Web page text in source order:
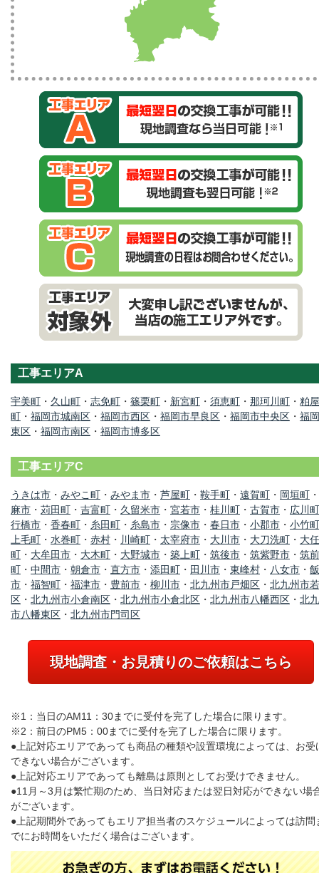
工事エリアA
宇美町 ・ 久山町 ・ 志免町 ・ 篠栗町 ・ 新宮町 ・ 須恵町 ・ 那珂川町 ・ 粕屋
町 ・ 福岡市城南区 ・ 福岡市西区 ・ 福岡市早良区 ・ 福岡市中央区 ・ 福
東区 ・ 福岡市南区 ・ 福岡市博多区
工事エリアC
うきは市 ・ みやこ町 ・ みやま市 ・ 芦屋町 ・ 鞍手町 ・ 遠賀町 ・ 岡垣町 ・
麻市 ・ 苅田町 ・ 吉富町 ・ 久留米市 ・ 宮若市 ・ 桂川町 ・ 古賀市 ・ 広川町
行橋市 ・ 香春町 ・ 糸田町 ・ 糸島市 ・ 宗像市 ・ 春日市 ・ 小郡市 ・ 小竹町
上毛町 ・ 水巻町 ・ 赤村 ・ 川崎町 ・ 太宰府市 ・ 大川市 ・ 大刀洗町 ・ 大任
町 ・ 大牟田市 ・ 大木町 ・ 大野城市 ・ 築上町 ・ 筑後市 ・ 筑紫野市 ・ 筑前
町 ・ 中間市 ・ 朝倉市 ・ 直方市 ・ 添田町 ・ 田川市 ・ 東峰村 ・ 八女市 ・
市 ・ 福智町 ・ 福津市 ・ 豊前市 ・ 柳川市 ・ 北九州市戸畑区 ・ 北九州市
区 ・ 北九州市小倉南区 ・ 北九州市小倉北区 ・ 北九州市八幡西区 ・ 北
市八幡東区 ・ 北九州市門司区
現地調査・お見積りのご依頼はこちら
※1：当日のAM11：30までに受付を完了した場合に限ります。
※2：前日のPM5：00までに受付を完了した場合に限ります。
●上記対応エリアであっても商品の種類や設置環境によっては、お受
できない場合がございます。
●上記対応エリアであっても離島は原則としてお受けできません。
●11月～3月は繁忙期のため、当日対応または翌日対応ができない場
がございます。
●上記期間外であってもエリア担当者のスケジュールによっては訪問
でにお時間をいただく場合はございます。